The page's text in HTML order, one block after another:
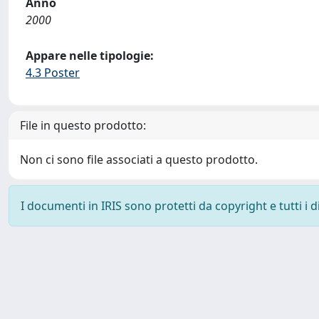
2000
Appare nelle tipologie:
4.3 Poster
File in questo prodotto:
Non ci sono file associati a questo prodotto.
I documenti in IRIS sono protetti da copyright e tutti i